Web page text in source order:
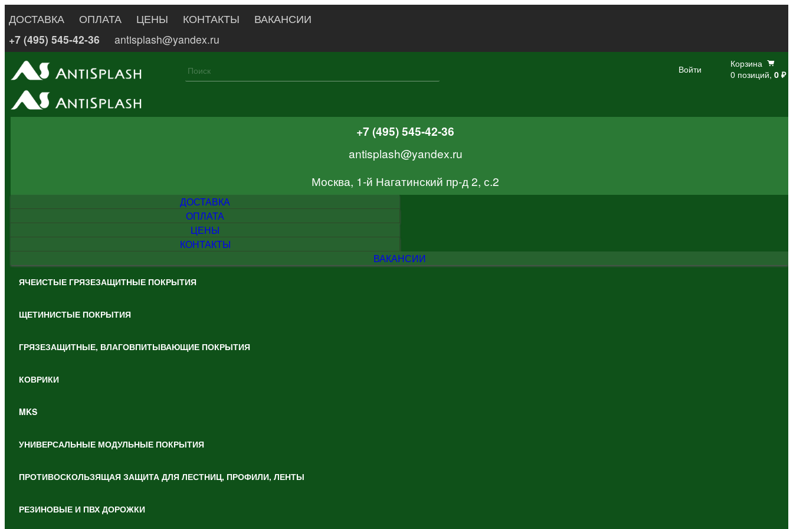
ДОСТАВКА ОПЛАТА ЦЕНЫ КОНТАКТЫ
ВАКАНСИИ
+7 (495) 545-42-36
antisplash@yandex.ru
Войти
Корзина
0 позиций, 0 ₽
+7 (495) 545-42-36
antisplash@yandex.ru
Москва, 1-й Нагатинский пр-д 2, с.2
ДОСТАВКА
ОПЛАТА
ЦЕНЫ
КОНТАКТЫ
ВАКАНСИИ
ЯЧЕИСТЫЕ ГРЯЗЕЗАЩИТНЫЕ ПОКРЫТИЯ
ЩЕТИНИСТЫЕ ПОКРЫТИЯ
ГРЯЗЕЗАЩИТНЫЕ, ВЛАГОВПИТЫВАЮЩИЕ ПОКРЫТИЯ
КОВРИКИ
MKS
УНИВЕРСАЛЬНЫЕ МОДУЛЬНЫЕ ПОКРЫТИЯ
ПРОТИВОСКОЛЬЗЯЩАЯ ЗАЩИТА ДЛЯ ЛЕСТНИЦ, ПРОФИЛИ, ЛЕНТЫ
РЕЗИНОВЫЕ И ПВХ ДОРОЖКИ